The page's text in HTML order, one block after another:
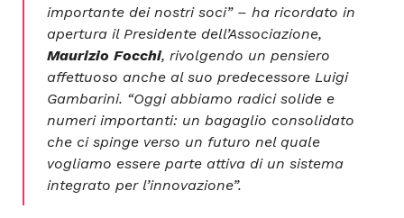
importante dei nostri soci”– ha ricordato in
apertura il Presidente dell’Associazione,
Maurizio Focchi, rivolgendo un pensiero
affettuoso anche al suo predecessore Luigi
Gambarini. “Oggi abbiamo radici solide e
numeri importanti: un bagaglio consolidato
che ci spinge verso un futuro nel quale
vogliamo essere parte attiva di un sistema
integrato per l’innovazione”.